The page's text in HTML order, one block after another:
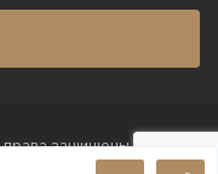
права защищены